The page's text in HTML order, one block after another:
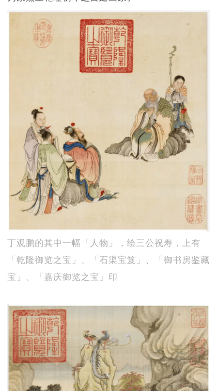
丁观鹏的其中一幅「人物」，绘三公祝寿，上有
「乾隆御览之宝」、「石渠宝笈」、「御书房鉴藏
宝」、「嘉庆御览之宝」印